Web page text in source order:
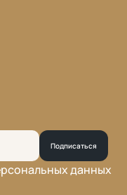
Подписаться
данных